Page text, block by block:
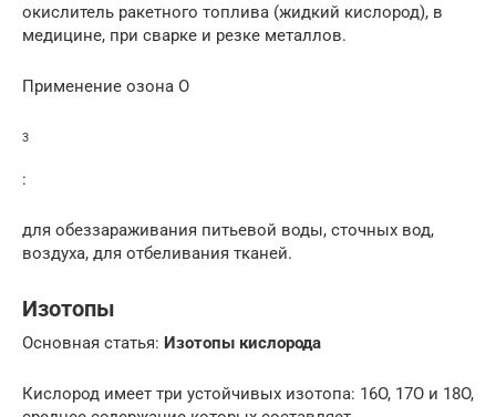
окислитель ракетного топлива (жидкий кислород), в
медицине, при сварке и резке металлов.
Применение озона О
3
:
для обеззараживания питьевой воды, сточных вод,
воздуха, для отбеливания тканей.
Изотопы
Основная статья: Изотопы кислорода
Кислород имеет три устойчивых изотопа: 16O, 17O и 18O,